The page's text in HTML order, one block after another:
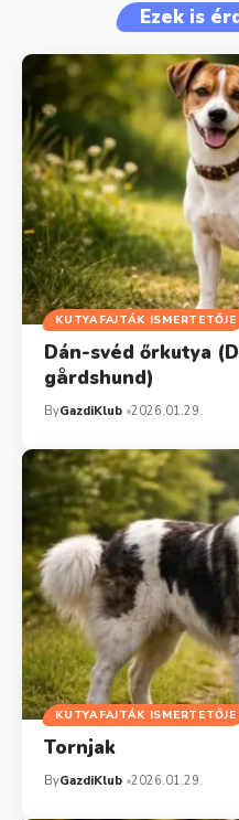
Ezek is
KUTYAFAJTÁK ISMERTETŐJE
Dán-svéd őrkutya
gårdshund)
ByGazdiKlub 2026.01.29.
KUTYAFAJTÁK ISMERTETŐJE
Tornjak
ByGazdiKlub 2026.01.29.